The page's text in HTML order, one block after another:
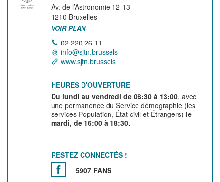
Av. de l’Astronomie 12-13
1210 Bruxelles
VOIR PLAN
02 220 26 11
info@sjtn.brussels
www.sjtn.brussels
HEURES D'OUVERTURE
Du lundi au vendredi de 08:30 à 13:00, avec
une permanence du Service démographie (les
services Population, État civil et Étrangers) le
mardi, de 16:00 à 18:30.
RESTEZ CONNECTÉS !
5907 FANS